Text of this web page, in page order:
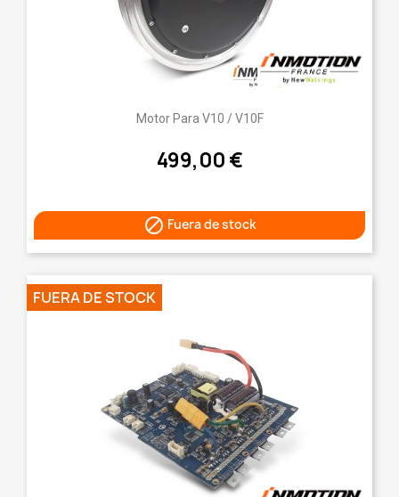
Motor Para V10 / V10F
499,00 €
 Fuera de stock
FUERA DE STOCK